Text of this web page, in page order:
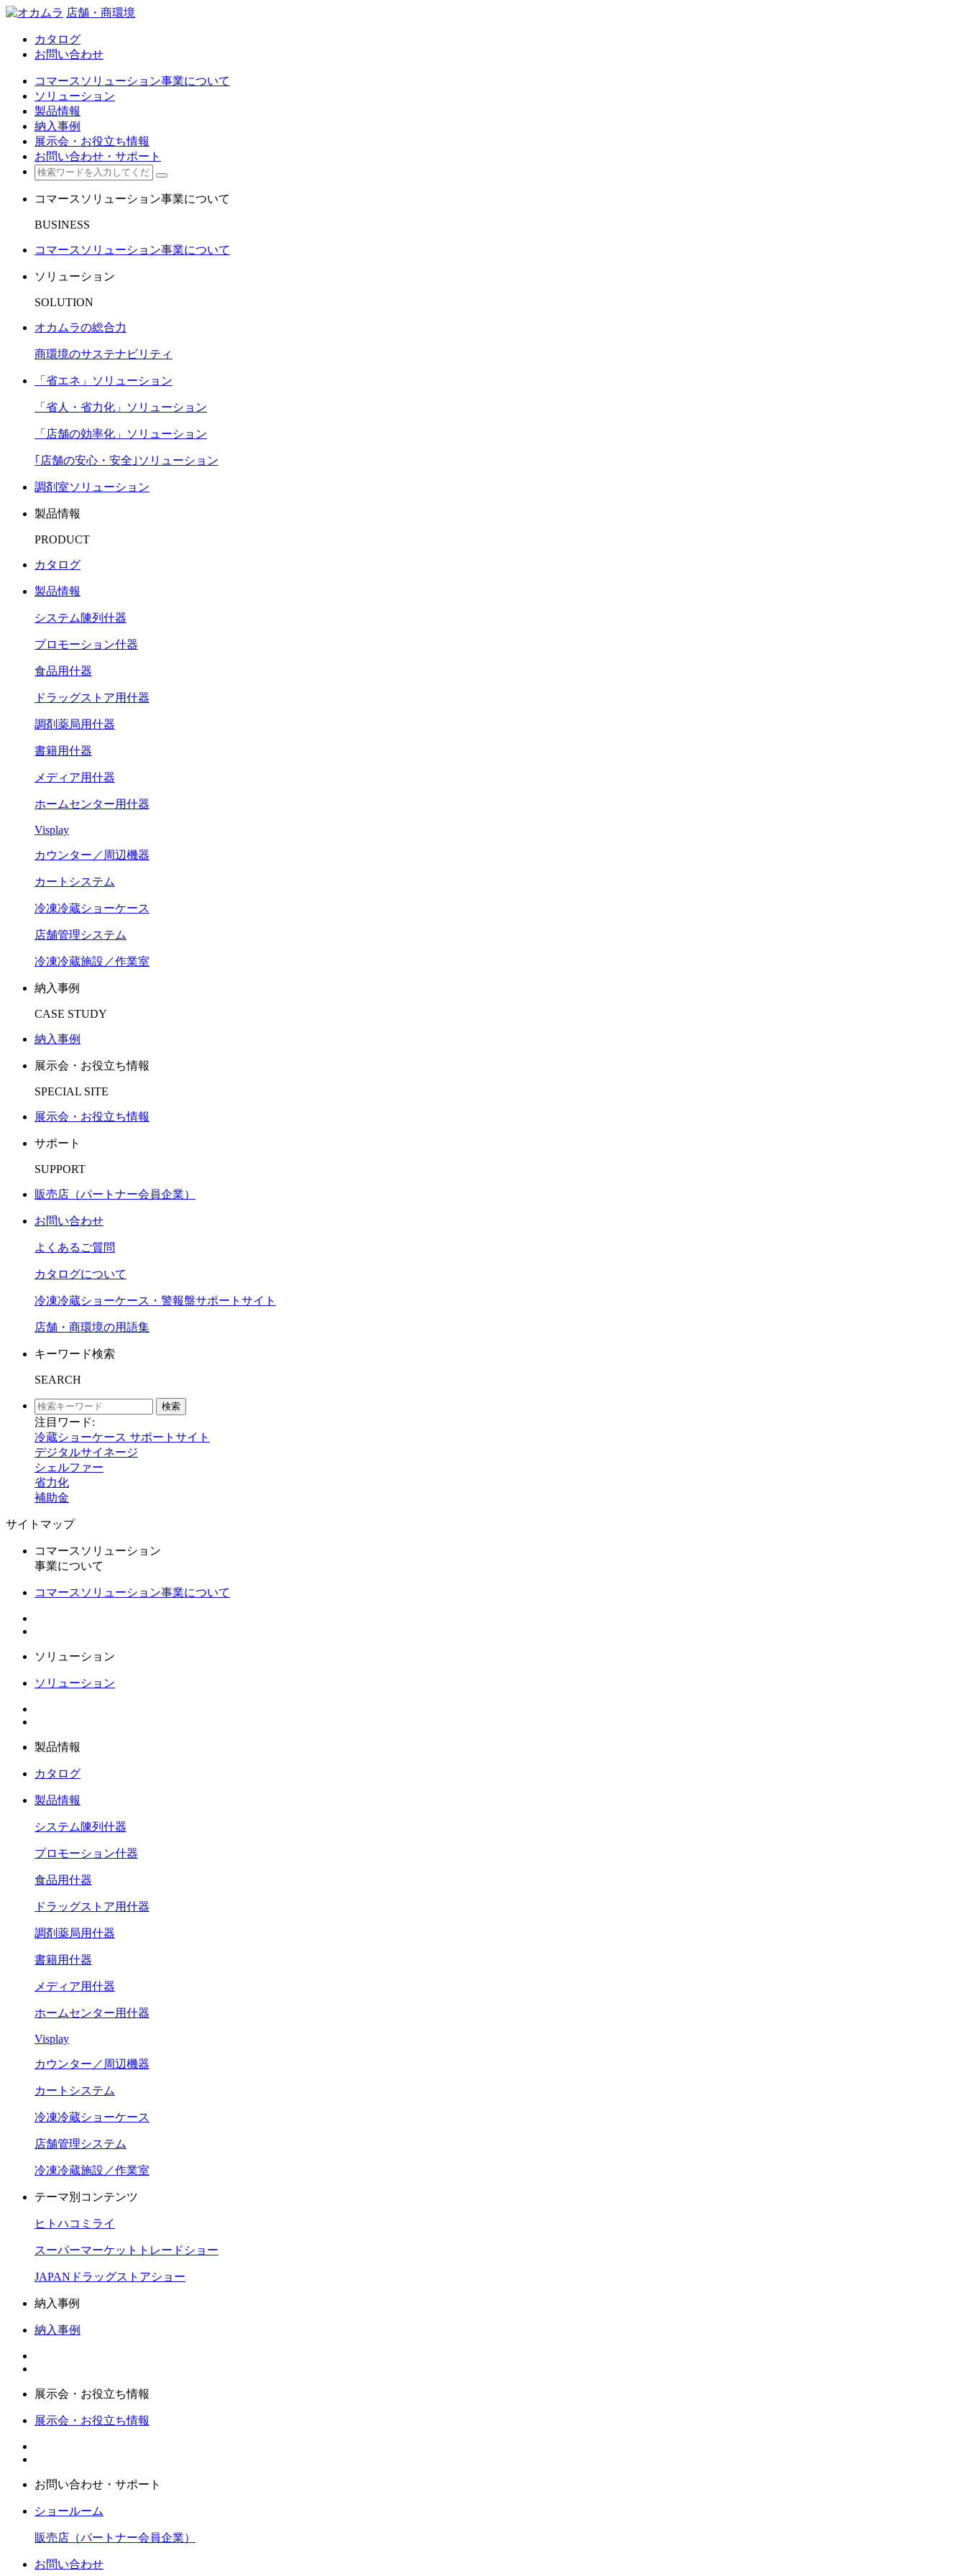
店舗・商環境
カタログ
お問い合わせ
コマースソリューション事業について
ソリューション
製品情報
納入事例
展示会・お役立ち情報
お問い合わせ・サポート
コマースソリューション事業について
BUSINESS
コマースソリューション事業について
ソリューション
SOLUTION
オカムラの総合力
商環境のサステナビリティ
「省エネ」ソリューション
「省人・省力化」ソリューション
「店舗の効率化」ソリューション
｢店舗の安心・安全｣ソリューション
調剤室ソリューション
製品情報
PRODUCT
カタログ
製品情報
システム陳列什器
プロモーション什器
食品用什器
ドラッグストア用什器
調剤薬局用什器
書籍用什器
メディア用什器
ホームセンター用什器
Visplay
カウンター／周辺機器
カートシステム
冷凍冷蔵ショーケース
店舗管理システム
冷凍冷蔵施設／作業室
納入事例
CASE STUDY
納入事例
展示会・お役立ち情報
SPECIAL SITE
展示会・お役立ち情報
サポート
SUPPORT
販売店（パートナー会員企業）
お問い合わせ
よくあるご質問
カタログについて
冷凍冷蔵ショーケース・警報盤サポートサイト
店舗・商環境の用語集
キーワード検索
SEARCH
検索
注目ワード:
冷蔵ショーケース サポートサイト
デジタルサイネージ
シェルファー
省力化
補助金
サイトマップ
コマースソリューション
事業について
コマースソリューション事業について
ソリューション
ソリューション
製品情報
カタログ
製品情報
システム陳列什器
プロモーション什器
食品用什器
ドラッグストア用什器
調剤薬局用什器
書籍用什器
メディア用什器
ホームセンター用什器
Visplay
カウンター／周辺機器
カートシステム
冷凍冷蔵ショーケース
店舗管理システム
冷凍冷蔵施設／作業室
テーマ別コンテンツ
ヒトハコミライ
スーパーマーケットトレードショー
JAPANドラッグストアショー
納入事例
納入事例
展示会・お役立ち情報
展示会・お役立ち情報
お問い合わせ・サポート
ショールーム
販売店（パートナー会員企業）
お問い合わせ